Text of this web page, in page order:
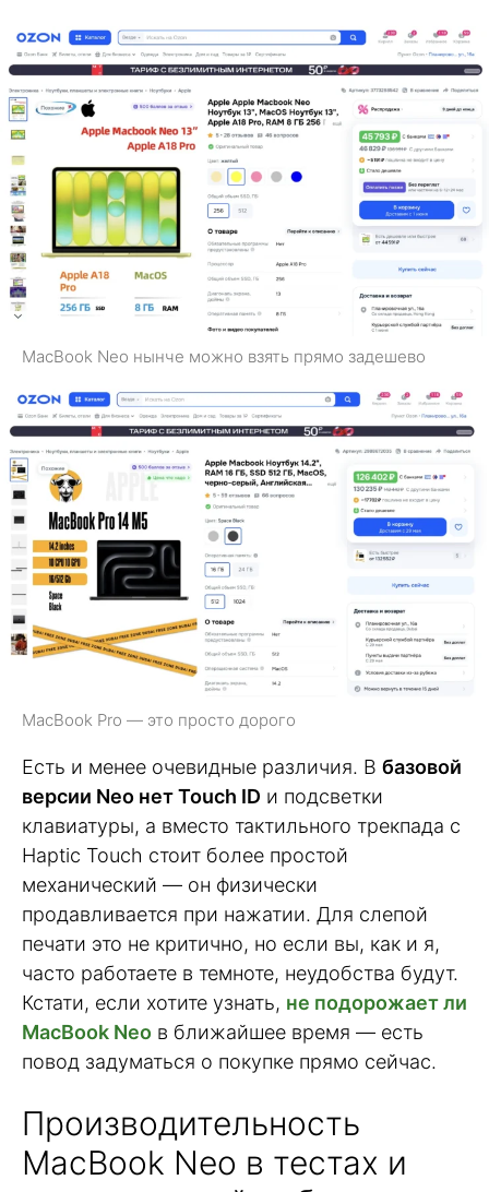
MacBook Neo нынче можно взять прямо задешево
MacBook Pro — это просто дорого
Есть и менее очевидные различия. В базовой
версии Neo нет Touch ID и подсветки
клавиатуры, а вместо тактильного трекпада с
Haptic Touch стоит более простой
механический — он физически
продавливается при нажатии. Для слепой
печати это не критично, но если вы, как и я,
часто работаете в темноте, неудобства будут.
Кстати, если хотите узнать, не подорожает ли
MacBook Neo в ближайшее время — есть
повод задуматься о покупке прямо сейчас.
Производительность
MacBook Neo в тестах и